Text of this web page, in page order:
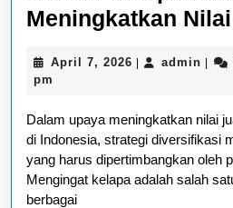
Meningkatkan
April 7, 2026 Apriladmin
pm
Dalam upaya meningkatkan nilai
di Indonesia, strategi diversifikasi
yang harus dipertimbangkan oleh
Mengingat kelapa adalah salah
berbagai